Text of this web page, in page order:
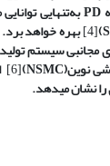
PDبه‌تنهایی توانایی
)
[4] بهره خواهد
مجانبی سیستم
نوین(NSMC
)
[6]
نشان می­دهد.